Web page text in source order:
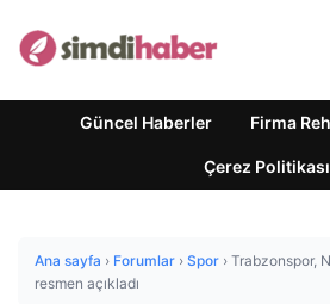
Güncel Haberler Firma
Çerez Politikası
Ana sayfa › Forumlar › Spor › Trabzonspor,
resmen açıkladı